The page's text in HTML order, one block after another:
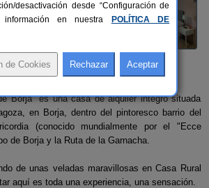
alojamiento
Borja" es una casa de alquiler integro situada
en Borja, dentro del pintoresco barrio del
(conocido mundialmente por el "Ecce
de Borja y la Ruta de la Garnacha.
de unas veladas maravillosas en Casa Rural
aquí es toda una experiencia, una sensación.
desactivación desde “Configuración de
información en nuestra
POLÍTICA DE